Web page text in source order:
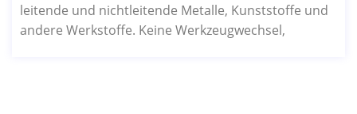
leitende und nichtleitende Metalle, Kunststoffe und
andere Werkstoffe. Keine Werkzeugwechsel,